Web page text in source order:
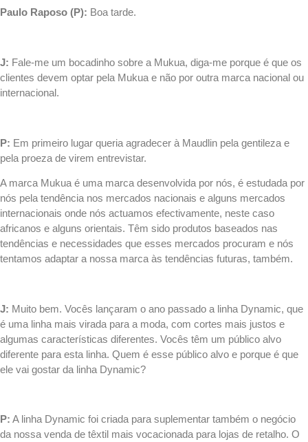
Paulo Raposo (P): Boa tarde.
J: Fale-me um bocadinho sobre a Mukua, diga-me porque é que os
clientes devem optar pela Mukua e não por outra marca nacional ou
internacional.
P: Em primeiro lugar queria agradecer à Maudlin pela gentileza e
pela proeza de virem entrevistar.
A marca Mukua é uma marca desenvolvida por nós, é estudada por
nós pela tendência nos mercados nacionais e alguns mercados
internacionais onde nós actuamos efectivamente, neste caso
africanos e alguns orientais. Têm sido produtos baseados nas
tendências e necessidades que esses mercados procuram e nós
tentamos adaptar a nossa marca às tendências futuras, também.
J: Muito bem. Vocês lançaram o ano passado a linha Dynamic, que
é uma linha mais virada para a moda, com cortes mais justos e
algumas características diferentes. Vocês têm um público alvo
diferente para esta linha. Quem é esse público alvo e porque é que
ele vai gostar da linha Dynamic?
P: A linha Dynamic foi criada para suplementar também o negócio
da nossa venda de têxtil mais vocacionada para lojas de retalho. O